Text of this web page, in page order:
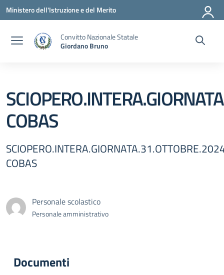
Vai ai contenuti
Vai al menu di navigazione
Vai al footer
Ministero dell'Istruzione e del Merito
Convitto Nazionale Statale
Giordano Bruno
COBAS
COBAS
Personale scolastico
Personale amministrativo
Documenti